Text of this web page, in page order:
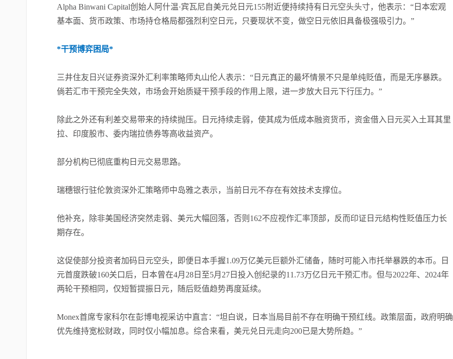
Alpha Binwani Capital创始人阿什温·宾瓦尼自美元兑日元155附近便持续持有日元空头头寸，他表示：“日本宏观
基本面、货币政策、市场持仓格局都强烈利空日元，只要现状不变，做空日元依旧具备极强吸引力。”
*干预博弈困局*
三井住友日兴证券资深外汇利率策略师丸山伦人表示：“日元真正的最坏情景不只是单纯贬值，而是无序暴跌。
倘若汇市干预完全失效，市场会开始质疑干预手段的作用上限，进一步放大日元下行压力。”
除此之外还有利差交易带来的持续抛压。日元持续走弱，使其成为低成本融资货币，资金借入日元买入土耳其里
拉、印度股市、委内瑞拉债券等高收益资产。
部分机构已彻底重构日元交易思路。
瑞穗银行驻伦敦资深外汇策略师中岛雅之表示，当前日元不存在有效技术支撑位。
他补充，除非美国经济突然走弱、美元大幅回落，否则162不应视作汇率顶部，反而印证日元结构性贬值压力长
期存在。
这促使部分投资者加码日元空头，即便日本手握1.09万亿美元巨额外汇储备，随时可能入市托举暴跌的本币。日
元首度跌破160关口后，日本曾在4月28日至5月27日投入创纪录的11.73万亿日元干预汇市。但与2022年、2024年
两轮干预相同，仅短暂提振日元，随后贬值趋势再度延续。
Monex首席专家科尔在彭博电视采访中直言：“坦白说，日本当局目前不存在明确干预红线。政策层面，政府明确
优先维持宽松财政，同时仅小幅加息。综合来看，美元兑日元走向200已是大势所趋。”